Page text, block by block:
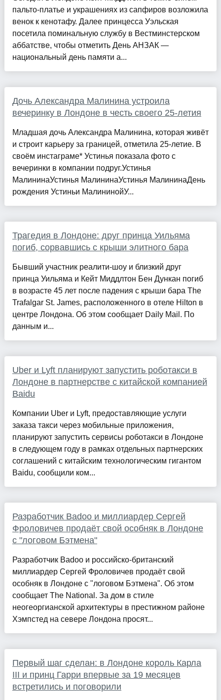
пальто-платье и украшениях из сапфиров возложила
венок к кенотафу. Далее принцесса Уэльская
посетила поминальную службу в Вестминстерском
аббатстве, чтобы отметить День АНЗАК —
национальный день памяти а...
Дочь Александра Малинина устроила
вечеринку в Лондоне в честь своего 25-летия
Младшая дочь Александра Малинина, которая живёт
и строит карьеру за границей, отметила 25-летие. В
своём инстаграме* Устинья показала фото с
вечеринки в компании подруг.Устинья
МалининаУстинья МалининаУстинья МалининаДень
рождения Устиньи МалининойУ...
Трагедия в Лондоне: друг принца Уильяма
погиб, сорвавшись с крыши элитного бара
Бывший участник реалити-шоу и близкий друг
принца Уильяма и Кейт Миддлтон Бен Дункан погиб
в возрасте 45 лет после падения с крыши бара The
Trafalgar St. James, расположенного в отеле Hilton в
центре Лондона. Об этом сообщает Daily Mail. По
данным и...
Uber и Lyft планируют запустить роботакси в
Лондоне в партнерстве с китайской компанией
Baidu
Компании Uber и Lyft, предоставляющие услуги
заказа такси через мобильные приложения,
планируют запустить сервисы роботакси в Лондоне
в следующем году в рамках отдельных партнерских
соглашений с китайским технологическим гигантом
Baidu, сообщили ком...
Разработчик Badoo и миллиардер Сергей
Фроловичев продаёт свой особняк в Лондоне
с "логовом Бэтмена"
Разработчик Badoo и российско-британский
миллиардер Сергей Фроловичев продаёт свой
особняк в Лондоне с "логовом Бэтмена". Об этом
сообщает The National. За дом в стиле
неогеоргианской архитектуры в престижном районе
Хэмпстед на севере Лондона просят...
Первый шаг сделан: в Лондоне король Карла
III и принц Гарри впервые за 19 месяцев
встретились и поговорили